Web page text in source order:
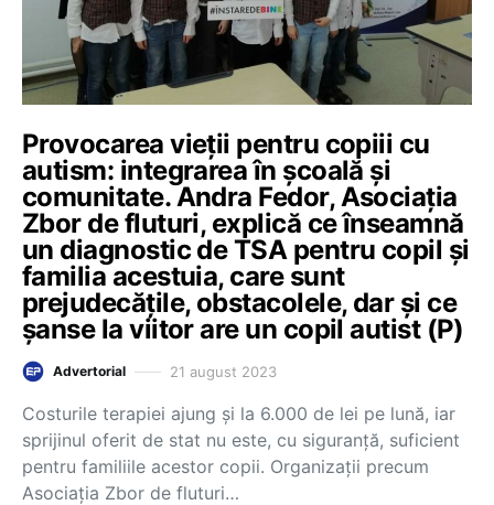
Provocarea vieții pentru copiii cu
autism: integrarea în școală și
comunitate. Andra Fedor, Asociația
Zbor de fluturi, explică ce înseamnă
un diagnostic de TSA pentru copil și
familia acestuia, care sunt
prejudecățile, obstacolele, dar și ce
șanse la viitor are un copil autist (P)
Advertorial 21 august 2023
Costurile terapiei ajung și la 6.000 de lei pe lună, iar
sprijinul oferit de stat nu este, cu siguranță, suficient
pentru familiile acestor copii. Organizații precum
Asociația Zbor de fluturi…